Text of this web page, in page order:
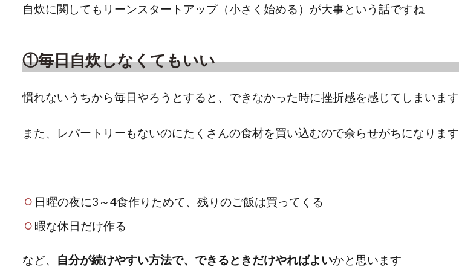
自炊に関してもリーンスタートアップ（小さく始める）が大事という話ですね
①毎日自炊しなくてもいい
慣れないうちから毎日やろうとすると、できなかった時に挫折感を感じてしまいます
また、レパートリーもないのにたくさんの食材を買い込むので余らせがちになります
日曜の夜に3～4食作りためて、残りのご飯は買ってくる
暇な休日だけ作る
など、 自分が続けやすい方法で、できるときだけやればよいかと思います